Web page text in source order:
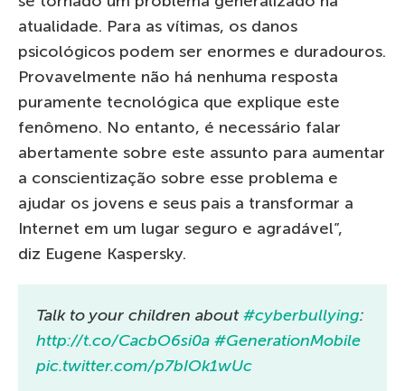
atualidade. Para as vítimas, os danos
psicológicos podem ser enormes e duradouros.
Provavelmente não há nenhuma resposta
puramente tecnológica que explique este
fenômeno. No entanto, é necessário falar
abertamente sobre este assunto para aumentar
a conscientização sobre esse problema e
ajudar os jovens e seus pais a transformar a
Internet em um lugar seguro e agradável”,
diz Eugene Kaspersky.
Talk to your children about#cyberbullying:
http://t.co/CacbO6si0a #GenerationMobile
pic.twitter.com/p7bIOk1wUc